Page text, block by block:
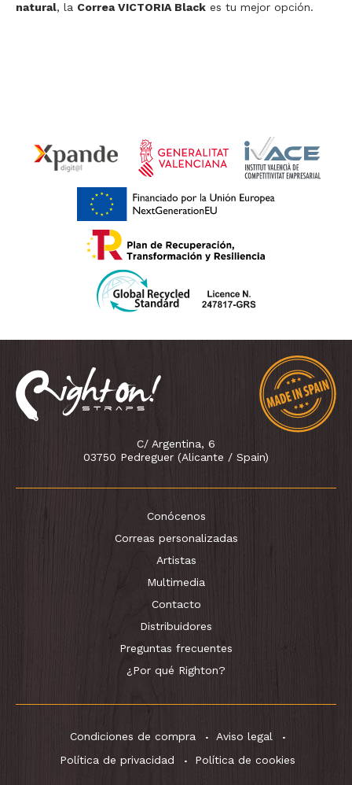
natural, la Correa VICTORIA Black es tu mejor opción.
C/ Argentina, 6
03750 Pedreguer (Alicante / Spain)
Conócenos
Correas personalizadas
Artistas
Multimedia
Contacto
Distribuidores
Preguntas frecuentes
¿Por qué Righton?
Condiciones de compra
Aviso legal
Política de privacidad
Política de cookies